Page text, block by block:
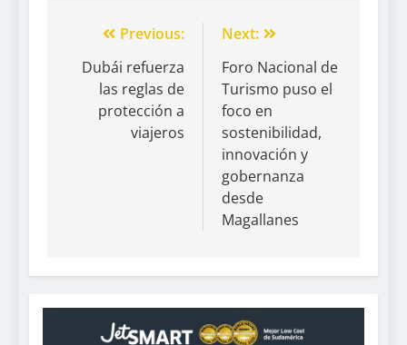
Previous:
Dubái refuerza
las reglas de
protección a
viajeros
Next:
Foro Nacional de
Turismo puso el
foco en
sostenibilidad,
innovación y
gobernanza
desde
Magallanes